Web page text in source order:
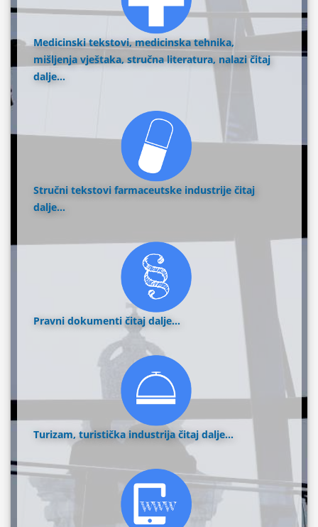
Medicinski tekstovi, medicinska tehnika,
mišljenja vještaka, stručna literatura, nalazi čitaj
dalje...
Stručni tekstovi farmaceutske industriječitaj
dalje...
Pravni dokumentičitaj dalje...
Turizam, turistička industrijačitaj dalje...